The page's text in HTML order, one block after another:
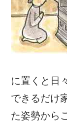
に置くと日
できるだけ
た姿勢から